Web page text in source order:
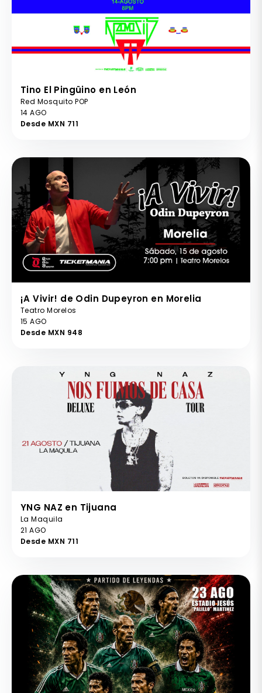
Tino El Pingüino en León
Red Mosquito POP
14 AGO
Desde MXN 711
¡A Vivir! de Odin Dupeyron en Morelia
Teatro Morelos
15 AGO
Desde MXN 948
YNG NAZ en Tijuana
La Maquila
21 AGO
Desde MXN 711